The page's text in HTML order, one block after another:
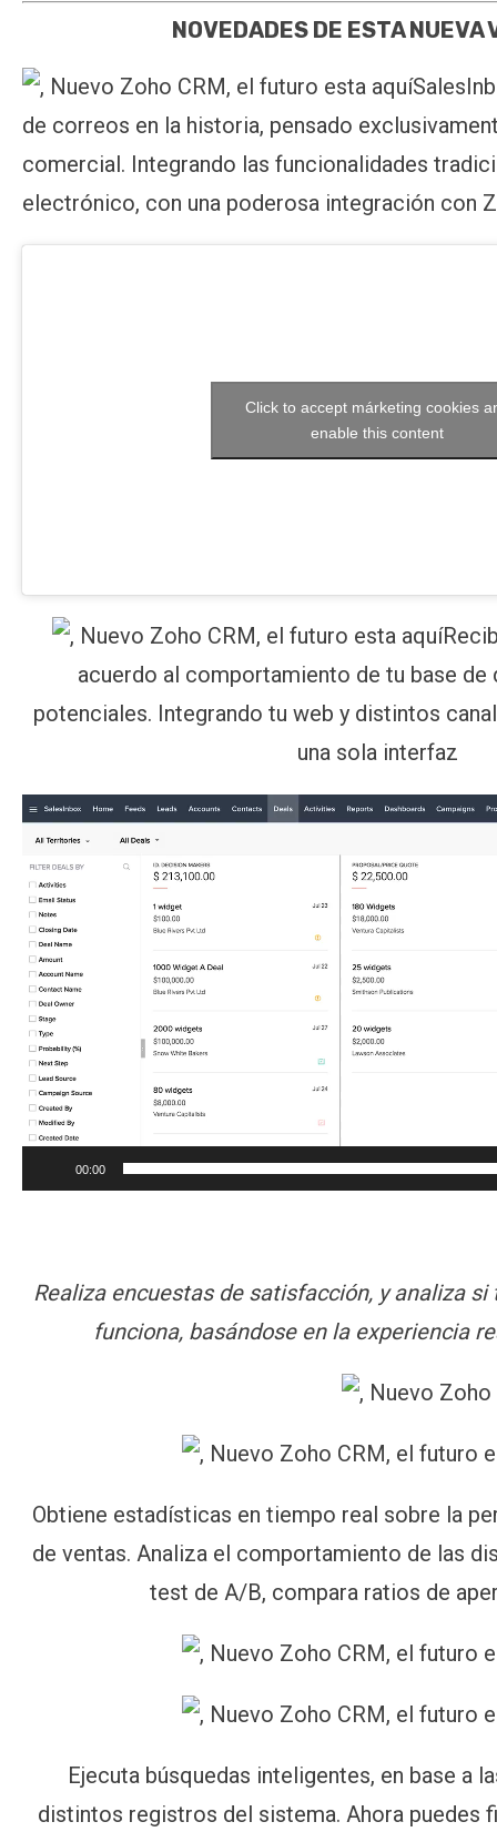
NOVEDADES DE ESTA NUEVA
de correos en la historia, pensado
comercial. Integrando las funcionalidades
electrónico, con una poderosa integración con
Click to accept márketing cookies
enable this content
acuerdo al comportamiento de tu base de
potenciales. Integrando tu web y distintos
una sola interfaz
Reproductor
de
vídeo
00:00
Realiza encuestas de satisfacción, y analiza
funciona, basándose en la experiencia
Obtiene estadísticas en tiempo real sobre la
de ventas. Analiza el comportamiento de las
test de A/B, compara ratios de
Ejecuta búsquedas inteligentes, en base a
distintos registros del sistema. Ahora puedes